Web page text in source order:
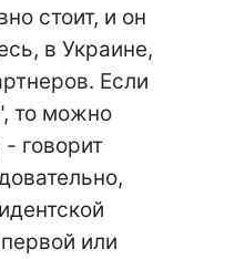
стоит, и он
в Украине,
Если
то можно
говорит
или